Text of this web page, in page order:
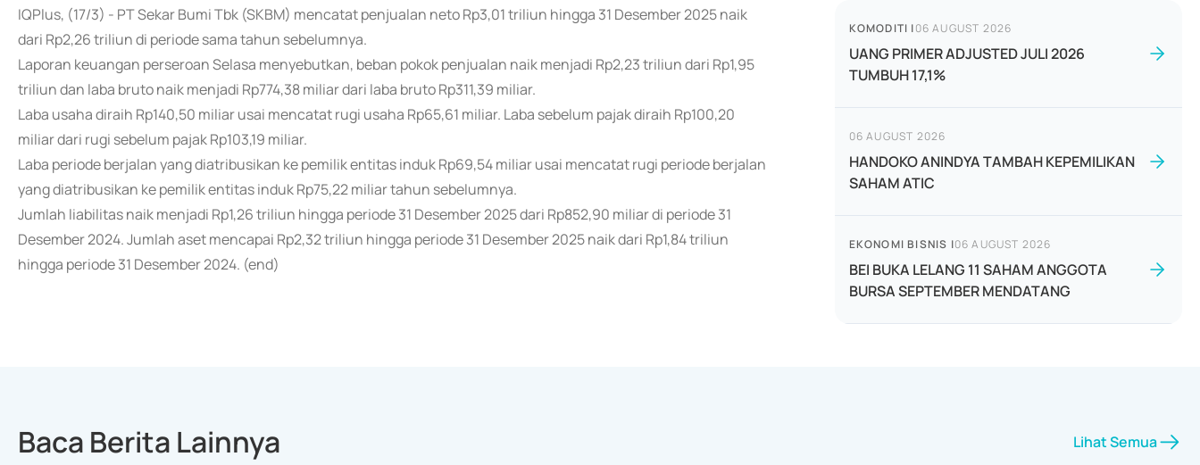
IQPlus, (17/3) - PT Sekar Bumi Tbk (SKBM) mencatat penjualan neto Rp3,01 triliun hingga 31 Desember 2025 naik
dari Rp2,26 triliun di periode sama tahun sebelumnya.
Laporan keuangan perseroan Selasa menyebutkan, beban pokok penjualan naik menjadi Rp2,23 triliun dari Rp1,95
triliun dan laba bruto naik menjadi Rp774,38 miliar dari laba bruto Rp311,39 miliar.
Laba usaha diraih Rp140,50 miliar usai mencatat rugi usaha Rp65,61 miliar. Laba sebelum pajak diraih Rp100,20
miliar dari rugi sebelum pajak Rp103,19 miliar.
Laba periode berjalan yang diatribusikan ke pemilik entitas induk Rp69,54 miliar usai mencatat rugi periode berjalan
yang diatribusikan ke pemilik entitas induk Rp75,22 miliar tahun sebelumnya.
Jumlah liabilitas naik menjadi Rp1,26 triliun hingga periode 31 Desember 2025 dari Rp852,90 miliar di periode 31
Desember 2024. Jumlah aset mencapai Rp2,32 triliun hingga periode 31 Desember 2025 naik dari Rp1,84 triliun
hingga periode 31 Desember 2024. (end)
KOMODITI |06 AUGUST 2026
UANG PRIMER ADJUSTED JULI 2026
TUMBUH 17,1%
06 AUGUST 2026
HANDOKO ANINDYA TAMBAH KEPEMILIKAN
SAHAM ATIC
EKONOMI BISNIS |06 AUGUST 2026
BEI BUKA LELANG 11 SAHAM ANGGOTA
BURSA SEPTEMBER MENDATANG
Baca Berita Lainnya Lihat Semua